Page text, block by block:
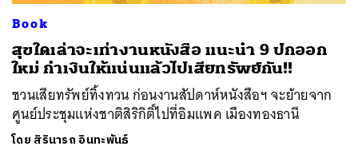
Book
สุขใดเล่าจะเท่างานหนังสือ แนะนำ 9 ปกออก
ใหม่ กำเงินให้แน่นแล้วไปเสียทรัพย์กัน!!
ชวนเสียทรัพย์ทิ้งทวน ก่อนงานสัปดาห์หนังสือฯ จะย้ายจาก
ศูนย์ประชุมแห่งชาติสิริกิติ์ไปที่อิมแพค เมืองทองธานี
โดย สิรินารถ อินทะพันธ์